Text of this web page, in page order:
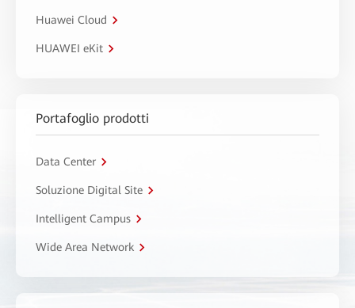
Huawei Cloud
HUAWEI eKit
Portafoglio prodotti
Data Center
Soluzione Digital Site
Intelligent Campus
Wide Area Network